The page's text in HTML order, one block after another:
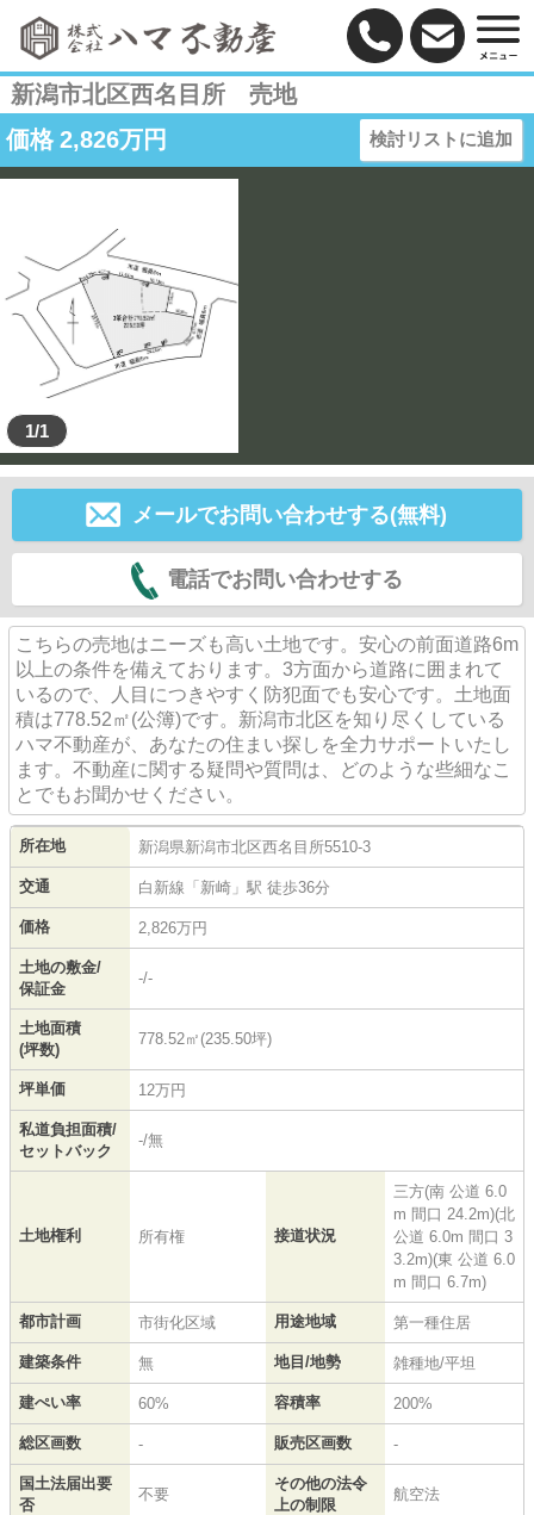
新潟市北区西名目所 売地
価格 2,826万円 検討リストに追加
1/1
メールでお問い合わせする(無料)
電話でお問い合わせする
こちらの売地はニーズも高い土地です。安心の前面道路6m
以上の条件を備えております。3方面から道路に囲まれて
いるので、人目につきやすく防犯面でも安心です。土地面
積は778.52㎡(公簿)です。新潟市北区を知り尽くしている
ハマ不動産が、あなたの住まい探しを全力サポートいたし
ます。不動産に関する疑問や質問は、どのような些細なこ
とでもお聞かせください。
所在地 新潟県新潟市北区西名目所5510-3
交通 白新線 「新崎 」駅 徒歩36分
価格 2,826万円
土地の敷金/
保証金
-/-
土地面積
(坪数)
778.52㎡(235.50坪)
坪単価 12万円
私道負担面積/
セットバック
-/無
土地権利 所有権 接道状況
三方(南 公道 6.0
m 間口 24.2m)(北
公道 6.0m 間口 3
3.2m)(東 公道 6.0
m 間口 6.7m)
都市計画 市街化区域 用途地域 第一種住居
建築条件 無 地目/地勢 雑種地/平坦
建ぺい率 60% 容積率 200%
総区画数 - 販売区画数 -
国土法届出要
否
不要
その他の法令
上の制限
航空法